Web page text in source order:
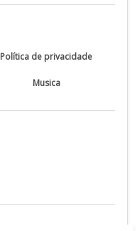
Política de privacidade
Musica